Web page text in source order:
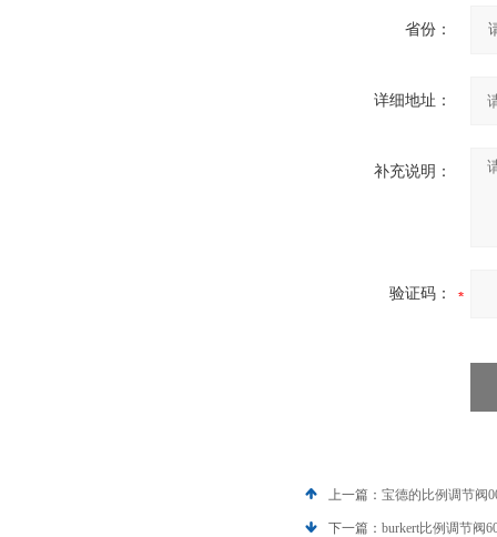
省份：
详细地址：
补充说明：
验证码：
上一篇： 宝德的比例调节阀
下一篇： burkert比例调节阀